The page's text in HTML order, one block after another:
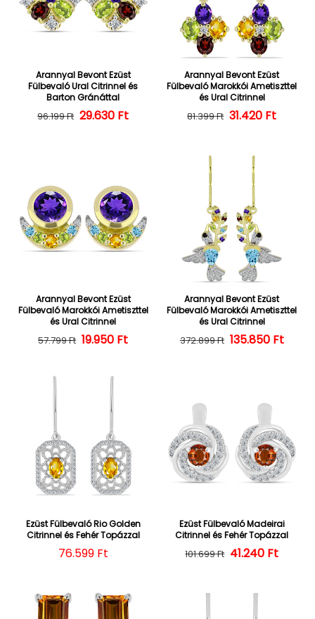
Arannyal Bevont Ezüst
Fülbevaló Ural Citrinnel és
Barton Gránáttal
Normál ár
96.199 Ft Kedvezményes ár
29.630 Ft
Arannyal Bevont Ezüst
Fülbevaló Marokkói Ametiszttel
és Ural Citrinnel
Normál ár
81.399 Ft 31.420 Ft
Arannyal Bevont Ezüst
Fülbevaló Marokkói Ametiszttel
és Ural Citrinnel
Normál ár
57.799 Ft Kedvezményes ár
19.950 Ft
Arannyal Bevont Ezüst
Fülbevaló Marokkói Ametiszttel
és Ural Citrinnel
Normál ár
372.899 Ft 135.850 Ft
Ezüst Fülbevaló Rio Golden
Citrinnel és Fehér Topázzal
Normál ár
76.599 Ft
Ezüst Fülbevaló Madeirai
Citrinnel és Fehér Topázzal
Normál ár
101.699 Ft 41.240 Ft